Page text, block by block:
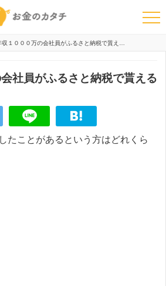
１０００万の会社員がふるさと納税で貰える商品を紹介！
社員がふるさと納税で貰える
たことがあるという方はどれくら